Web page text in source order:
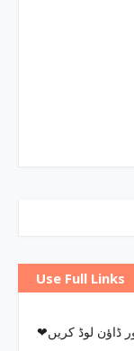
Use Full Links